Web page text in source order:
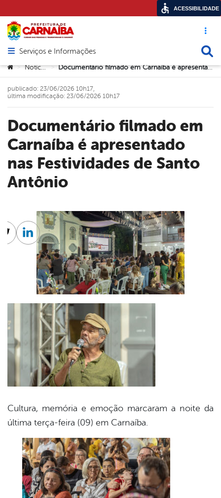
Acesso
Abrir menu principal de navegação
Serviços e Informações
Você está aqui:
> Notícias > Documentário filmado em Carnaíba é apresentado nas Festividades de Santo Antônio
Documentário filmado em
Carnaíba é apresentado
nas Festividades de Santo
Antônio
publicado: 23/06/2026 10h17,
última modificação: 23/06/2026 10h17
Cultura, memória e emoção marcaram a noite da
última terça-feira (09) em Carnaíba.
Twitter
Linkedin
ACESSIBILIDADE